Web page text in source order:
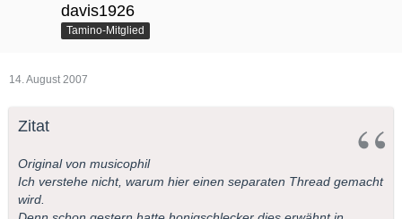
davis1926
Tamino-Mitglied
14. August 2007
Zitat
Original von musicophil
Ich verstehe nicht, warum hier einen separaten Thread gemacht
wird.